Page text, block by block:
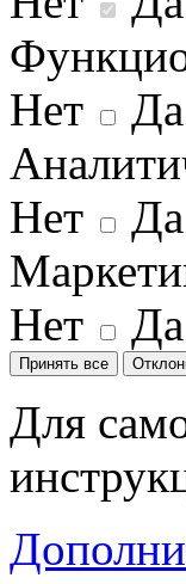
Нет
Да
Нет
Да
Нет
Да
Принять все
Для